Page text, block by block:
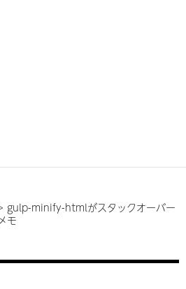
gulp-minify-htmlがスタックオーバー
モ